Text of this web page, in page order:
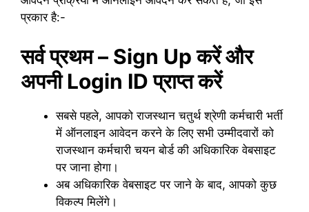
प्रकार है:-
सर्व प्रथम – Sign Up करें और
अपनी Login ID प्राप्त करें
सबसे पहले, आपको राजस्थान चतुर्थ श्रेणी कर्मचारी भर्ती
में ऑनलाइन आवेदन करने के लिए सभी उम्मीदवारों को
राजस्थान कर्मचारी चयन बोर्ड की अधिकारिक वेबसाइट
पर जाना होगा।
अब अधिकारिक वेबसाइट पर जाने के बाद, आपको कुछ
विकल्प मिलेंगे।